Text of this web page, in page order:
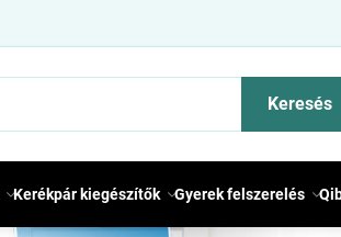
Keresés
Kerékpár kiegészítők Gyerek felszerelés